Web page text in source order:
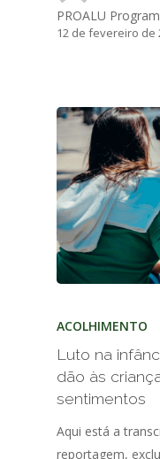
PROALU
12 de fevereiro de
ACOLHIMENTO
Luto na
dão às
sentimentos
Aqui está a
reportagem,